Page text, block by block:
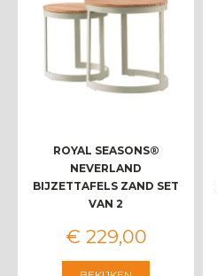
ROYAL SEASONS®
NEVERLAND
BIJZETTAFELS ZAND SET
VAN 2
€ 229,00